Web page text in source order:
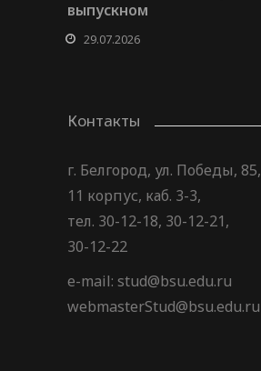
выпускном
29.07.2026
Контакты
г. Белгород, ул. Победы, 85,
11 корпус, каб. 3-3,
тел. 30-12-18, 30-12-21,
30-12-22
e-mail: stud@bsu.edu.ru
webmasterStud@bsu.edu.ru